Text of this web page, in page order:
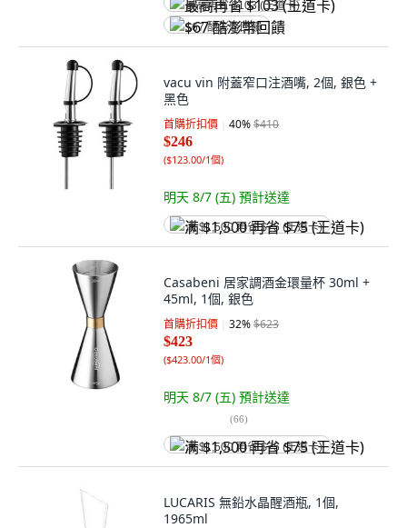
最高再省 $103 (王道卡)
$67 酷澎幣回饋
vacu vin 附蓋窄口注酒嘴, 2個, 銀色 +
黑色
首購折扣價 40%$410
$246
($123.00/1個)
明天 8/7 (五) 預計送達
满 $1,500 再省 $75 (王道卡)
Casabeni 居家調酒金環量杯 30ml +
45ml, 1個, 銀色
首購折扣價 32%$623
$423
($423.00/1個)
明天 8/7 (五) 預計送達
(66)
满 $1,500 再省 $75 (王道卡)
LUCARIS 無鉛水晶醒酒瓶, 1個,
1965ml